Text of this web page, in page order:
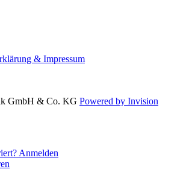
& Impressum
GmbH & Co. KG Powered by Invision
Anmelden